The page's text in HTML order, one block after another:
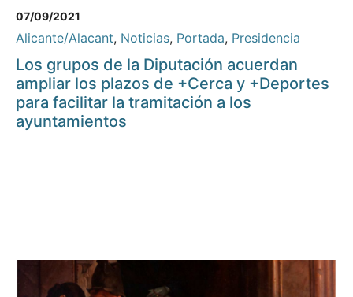
07/09/2021
Alicante/Alacant, Noticias, Portada, Presidencia
Los grupos de la Diputación acuerdan
ampliar los plazos de +Cerca y +Deportes
para facilitar la tramitación a los
ayuntamientos